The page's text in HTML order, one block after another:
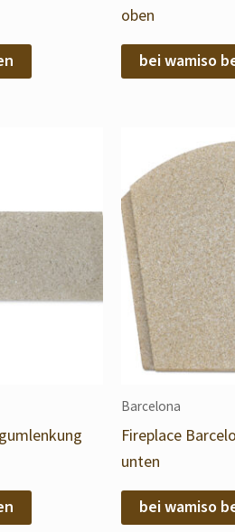
oben
bei wamiso
Barcelona
Fireplace
unten
bei wamiso